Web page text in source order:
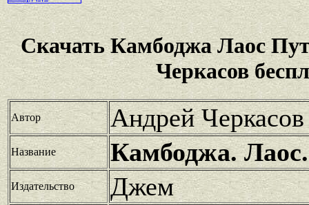
Скачать Камбоджа Лаос
Черкасов
Автор Андрей Черкасов
Название Камбоджа.
Издательство Джем